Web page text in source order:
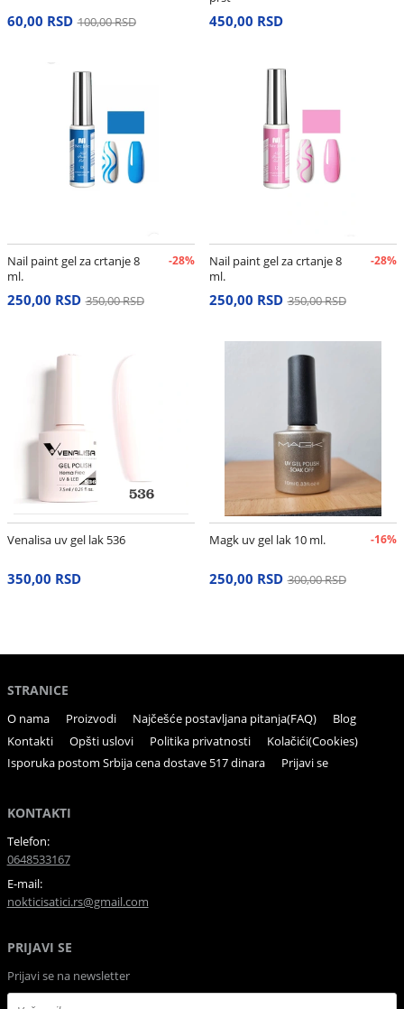
60,00 RSD 100,00 RSD 450,00 RSD
Nail paint gel za crtanje 8
ml.
-28%
250,00 RSD 350,00 RSD
Nail paint gel za crtanje 8
ml.
-28%
250,00 RSD 350,00 RSD
Venalisa uv gel lak 536
350,00 RSD
Magk uv gel lak 10 ml. -16%
250,00 RSD 300,00 RSD
STRANICE
O nama Proizvodi Najčešće postavljana pitanja(FAQ)
Blog
Kontakti
Opšti uslovi Politika privatnosti
Kolačići(Cookies)
Isporuka postom Srbija cena dostave 517 dinara
Prijavi se
KONTAKTI
Telefon:
0648533167
E-mail:
nokticisatici.rs@gmail.com
PRIJAVI SE
Prijavi se na newsletter